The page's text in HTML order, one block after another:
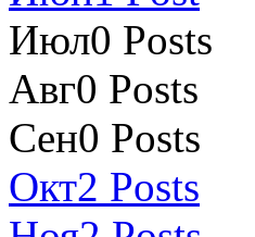
Июл0 Posts
Авг0 Posts
Сен0 Posts
Окт2 Posts